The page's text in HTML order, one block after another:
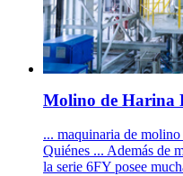
Molino de Harina
... maquinaria de
Quiénes ... Además de
la serie 6FY posee